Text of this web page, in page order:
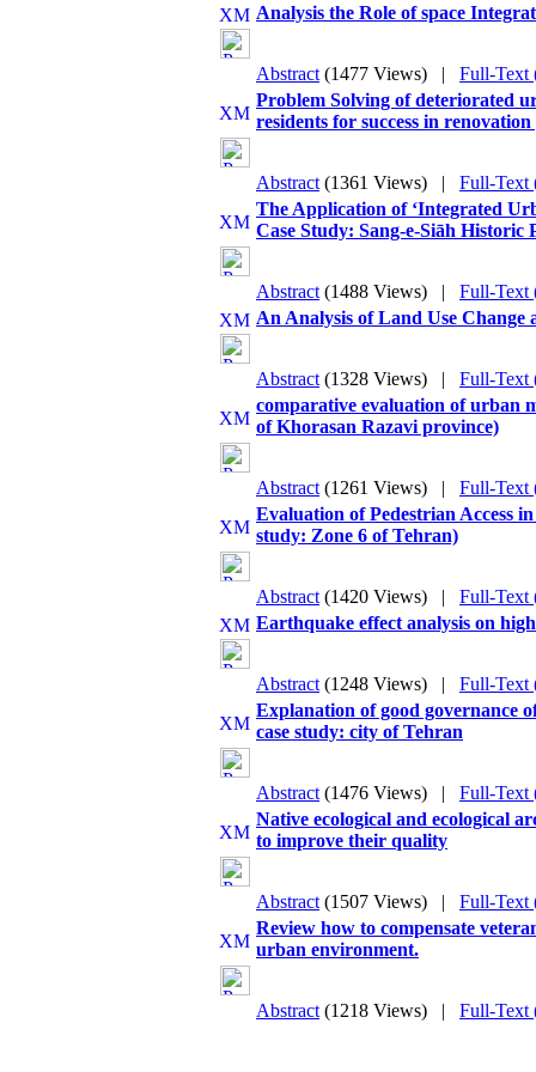
Analysis the Role of space
Abstract (1477 Views) | Full-Text
Problem Solving of deteriorated
residents for success in
Abstract (1361 Views) | Full-Text
The Application of ‘Integrated
Case Study: Sang-e-Siāh Historic
Abstract (1488 Views) | Full-Text
An Analysis of Land Use
Abstract (1328 Views) | Full-Text
comparative evaluation of urban
of Khorasan Razavi province)
Abstract (1261 Views) | Full-Text
Evaluation of Pedestrian Access
study: Zone 6 of Tehran)
Abstract (1420 Views) | Full-Text
Earthquake effect analysis on
Abstract (1248 Views) | Full-Text
Explanation of good governance
case study: city of Tehran
Abstract (1476 Views) | Full-Text
Native ecological and ecological
to improve their quality
Abstract (1507 Views) | Full-Text
Review how to compensate
urban environment.
Abstract (1218 Views) | Full-Text